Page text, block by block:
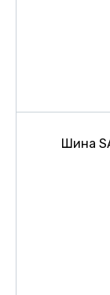
Шина